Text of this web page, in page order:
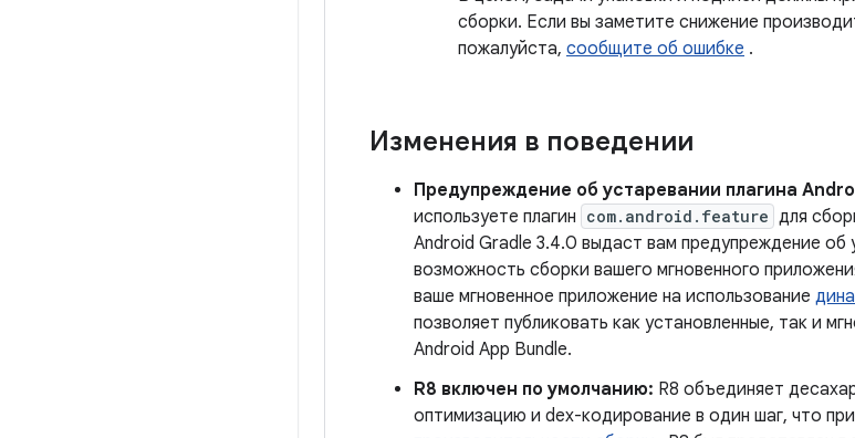
сборки. Если вы заметите снижение
пожалуйста, сообщите об ошибке .
Изменения в поведении
Предупреждение об устаревании плагина
используете плагин com.android.feature для
Android Gradle 3.4.0 выдаст вам предупреждение об
возможность сборки вашего мгновенного
ваше мгновенное приложение на использование
позволяет публиковать как установленные, так и
Android App Bundle.
R8 включен по умолчанию: R8 объединяет
оптимизацию и dex-кодирование в один шаг, что